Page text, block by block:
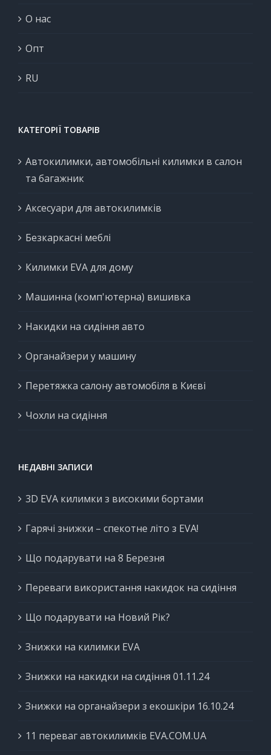
О нас
Опт
RU
КАТЕГОРІЇ ТОВАРІВ
Автокилимки, автомобільні килимки в салон
та багажник
Аксесуари для автокилимків
Безкаркасні меблі
Килимки EVA для дому
Машинна (комп'ютерна) вишивка
Накидки на сидіння авто
Органайзери у машину
Перетяжка салону автомобіля в Києві
Чохли на сидіння
НЕДАВНІ ЗАПИСИ
3D EVA килимки з високими бортами
Гарячі знижки – спекотне літо з EVA!
Що подарувати на 8 Березня
Переваги використання накидок на сидіння
Що подарувати на Новий Рік?
Знижки на килимки EVA
Знижки на накидки на сидіння 01.11.24
Знижки на органайзери з екошкіри 16.10.24
11 переваг автокилимків EVA.COM.UA